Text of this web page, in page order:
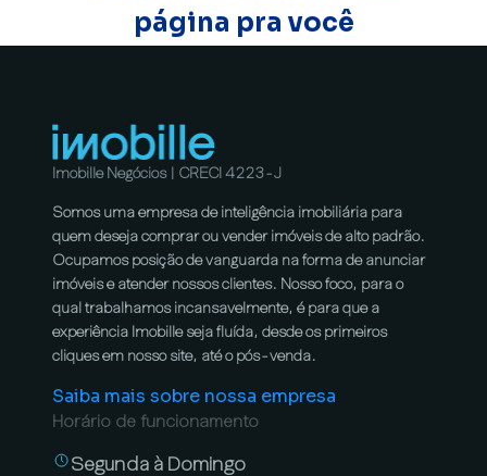
página pra você
Imobille Negócios | CRECI 4223-J
Somos uma empresa de inteligência imobiliária para
quem deseja comprar ou vender imóveis de alto padrão.
Ocupamos posição de vanguarda na forma de anunciar
imóveis e atender nossos clientes. Nosso foco, para o
qual trabalhamos incansavelmente, é para que a
experiência Imobille seja fluída, desde os primeiros
cliques em nosso site, até o pós-venda.
Saiba mais sobre nossa empresa
Horário de funcionamento
Segunda à Domingo